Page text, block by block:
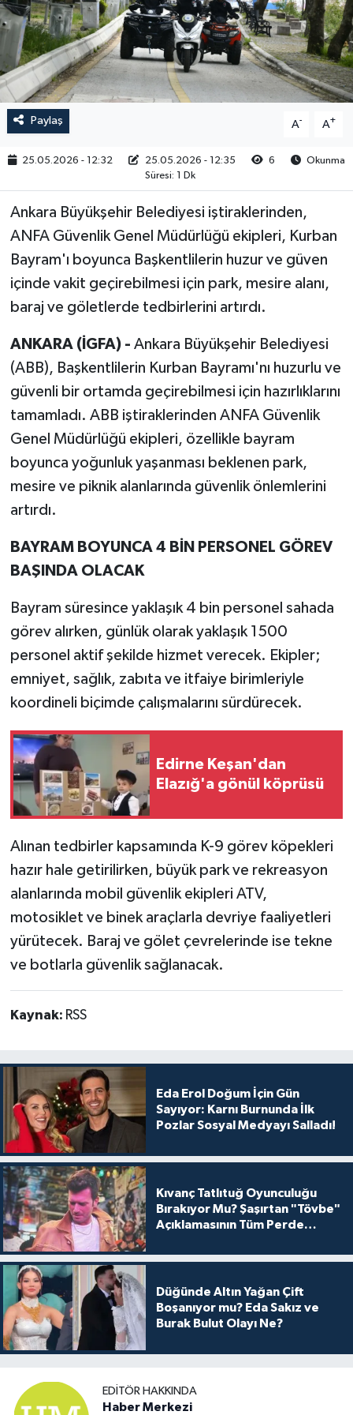
Paylaş A- A+
25.05.2026 - 12:32 25.05.2026 - 12:35 6
Okunma
Süresi: 1 Dk
Ankara Büyükşehir Belediyesi iştiraklerinden,
ANFA Güvenlik Genel Müdürlüğü ekipleri, Kurban
Bayram'ı boyunca Başkentlilerin huzur ve güven
içinde vakit geçirebilmesi için park, mesire alanı,
baraj ve göletlerde tedbirlerini artırdı.
ANKARA (İGFA) - Ankara Büyükşehir Belediyesi
(ABB), Başkentlilerin Kurban Bayramı'nı huzurlu ve
güvenli bir ortamda geçirebilmesi için hazırlıklarını
tamamladı. ABB iştiraklerinden ANFA Güvenlik
Genel Müdürlüğü ekipleri, özellikle bayram
boyunca yoğunluk yaşanması beklenen park,
mesire ve piknik alanlarında güvenlik önlemlerini
artırdı.
BAYRAM BOYUNCA 4 BİN PERSONEL GÖREV
BAŞINDA OLACAK
Bayram süresince yaklaşık 4 bin personel sahada
görev alırken, günlük olarak yaklaşık 1500
personel aktif şekilde hizmet verecek. Ekipler;
emniyet, sağlık, zabıta ve itfaiye birimleriyle
koordineli biçimde çalışmalarını sürdürecek.
Edirne Keşan'dan
Elazığ'a gönül köprüsü
Alınan tedbirler kapsamında K-9 görev köpekleri
hazır hale getirilirken, büyük park ve rekreasyon
alanlarında mobil güvenlik ekipleri ATV,
motosiklet ve binek araçlarla devriye faaliyetleri
yürütecek. Baraj ve gölet çevrelerinde ise tekne
ve botlarla güvenlik sağlanacak.
Kaynak: RSS
Eda Erol Doğum İçin Gün
Sayıyor: Karnı Burnunda İlk
Pozlar Sosyal Medyayı Salladı!
Kıvanç Tatlıtuğ Oyunculuğu
Bırakıyor Mu? Şaşırtan "Tövbe"
Açıklamasının Tüm Perde
Düğünde Altın Yağan Çift
Boşanıyor mu? Eda Sakız ve
Burak Bulut Olayı Ne?
EDITÖR HAKKINDA
Haber Merkezi
RESMİ İLAN